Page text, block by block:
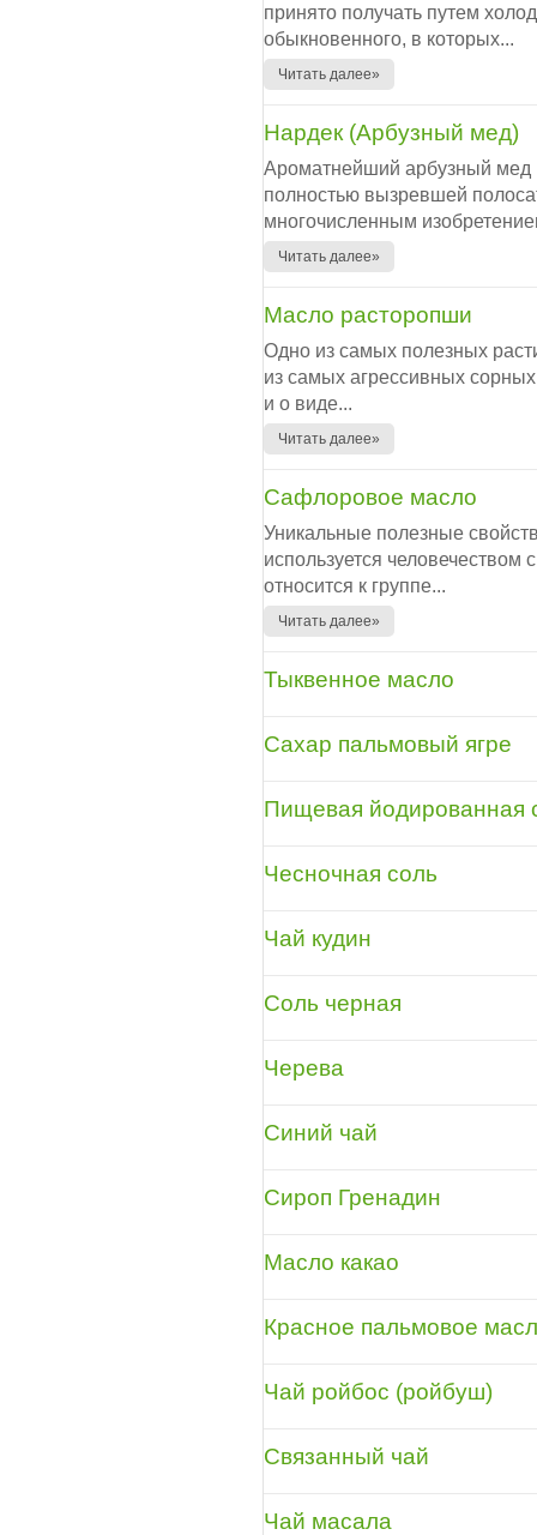
принято получать путем
обыкновенного, в которых...
Читать далее»
Нардек (Арбузный мед)
Ароматнейший арбузный мед
полностью вызревшей
многочисленным
Читать далее»
Масло расторопши
Одно из самых полезных
из самых агрессивных
и о виде...
Читать далее»
Сафлоровое масло
Уникальные полезные
используется
относится к группе...
Читать далее»
Тыквенное масло
Сахар пальмовый ягре
Пищевая йодированная
Чесночная соль
Чай кудин
Соль черная
Черева
Синий чай
Сироп Гренадин
Масло какао
Красное пальмовое
Чай ройбос (ройбуш)
Связанный чай
Чай масала